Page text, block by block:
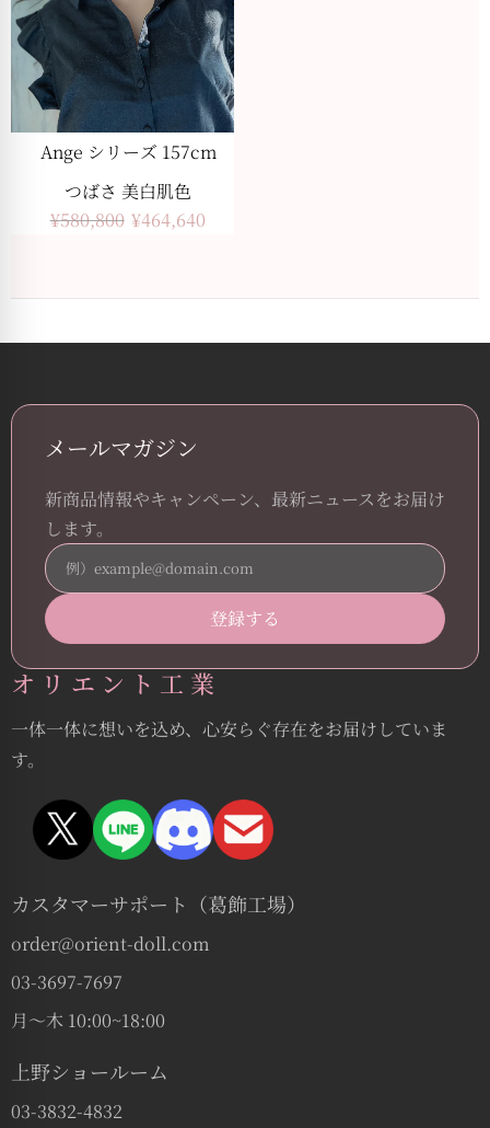
Ange シリーズ 157cm
つばさ 美白肌色
¥580,800 ¥464,640
メールマガジン
新商品情報やキャンペーン、最新ニュースをお届け
します。
オリエント工業
一体一体に想いを込め、心安らぐ存在をお届けしていま
す。
カスタマーサポート（葛飾工場）
order@orient-doll.com
03-3697-7697
月〜木 10:00~18:00
上野ショールーム
03-3832-4832